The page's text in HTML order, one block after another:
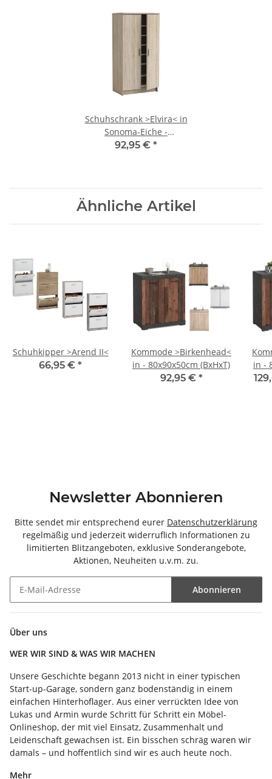
Schuhschrank >Elvira< in
Sonoma-Eiche -
54.6x108.4x35.3cm (BxHxT)
92,95 € *
Ähnliche Artikel
Schuhkipper >Arend II<
66,95 € *
Kommode >Birkenhead<
in - 80x90x50cm (BxHxT)
92,95 € *
in
Newsletter Abonnieren
Bitte sendet mir entsprechend eurer Datenschutzerklärung
regelmäßig und jederzeit widerruflich Informationen zu
limitierten Blitzangeboten, exklusive Sonderangebote,
Aktionen, Neuheiten u.v.m. zu.
Abonnieren
Über uns
WER WIR SIND & WAS WIR MACHEN
Unsere Geschichte begann 2013 nicht in einer typischen
Start-up-Garage, sondern ganz bodenständig in einem
einfachen Hinterhoflager. Aus einer verrückten Idee von
Lukas und Armin wurde Schritt für Schritt ein Möbel-
Onlineshop, der mit viel Einsatz, Zusammenhalt und
Leidenschaft gewachsen ist. Ein bisschen schräg waren wir
damals – und hoffentlich sind wir es auch heute noch.
Mehr